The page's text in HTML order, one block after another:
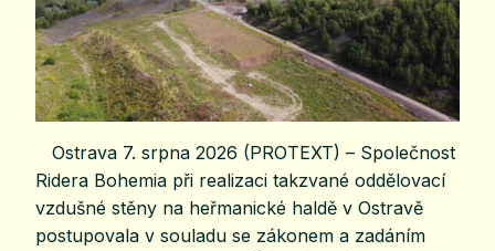
Ostrava 7. srpna 2026 (PROTEXT) – Společnost
Ridera Bohemia při realizaci takzvané oddělovací
vzdušné stěny na heřmanické haldě v Ostravě
postupovala v souladu se zákonem a zadáním